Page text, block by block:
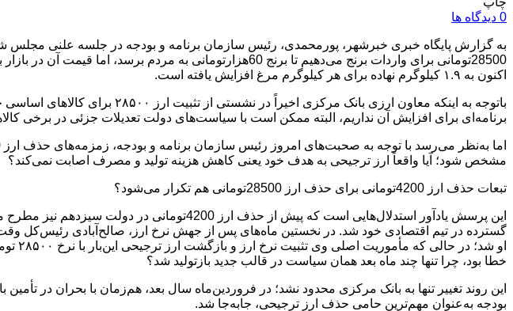
0 دیدگاه ها
به گزارش پایگاه خبری خبرشهر، پورمحمدی، رئیس سازمان برنامه و بودجه در جلسه علنی مجلس
اکنون به ۱.۹ کیلوگرم نهاده برای هر کیلوگرم مرغ افزایش یافته است.
برنامه‌ای برای افزایش آن نداریم، البته ممکن است با سیاست‌های دولت تعدیلات جزئی در برخی
مشخص شود؛ آیا واقعاً ارز ترجیحی به هدف خود یعنی کاهش هزینه تولید و مصرف اصابت نمی‌کند؟
تبعات حذف ارز 4200تومانی برای حذف ارز 28500تومانی هم تکرار می‌شود؟
این پرسش یادآور استدلال‌هایی است که پیش از
گسترده در تیم اقتصادی خود شد. در نخستین ماه‌های پس از جهش نرخ ارز، صالح‌آبادی رئیس‌کل
او
خطا بود، چرا تنها چند ماه بعد همان سیاست در قالب جدید بازتولید شد؟
این روند تغییر تنها به بانک مرکزی محدود نشد؛ در فروردین‌ماه سال بعد، هم‌زمان با بحران در
بودجه به‌عنوان مهم‌ترین حامی حذف ارز ترجیحی، جابه‌جا شد.